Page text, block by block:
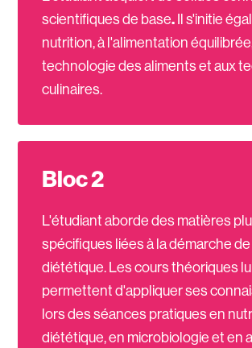
scientifiques de base.Il s'initie
nutrition, à l'alimentation
technologie des aliments et aux
culinaires.
Bloc 2
L'étudiant aborde des matières
spécifiques liées à la démarche
diététique. Les cours théoriques
permettent d'appliquer ses
lors des séances pratiques en
diététique, en microbiologie et en